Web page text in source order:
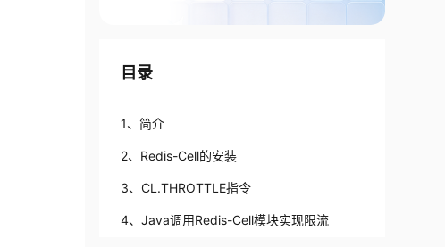
目录
1、简介
2、Redis-Cell的安装
3、CL.THROTTLE指令
4、Java调用Redis-Cell模块实现限流